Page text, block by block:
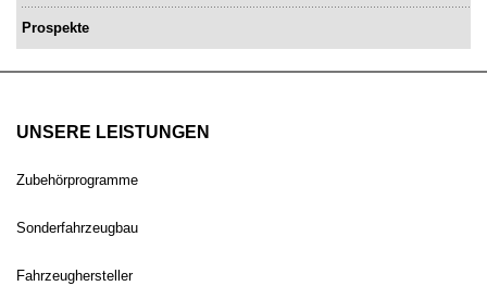
Prospekte
UNSERE LEISTUNGEN
Zubehörprogramme
Sonderfahrzeugbau
Fahrzeughersteller